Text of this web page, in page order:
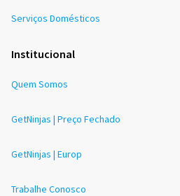
Serviços Domésticos
Institucional
Quem Somos
GetNinjas | Preço Fechado
GetNinjas | Europ
Trabalhe Conosco